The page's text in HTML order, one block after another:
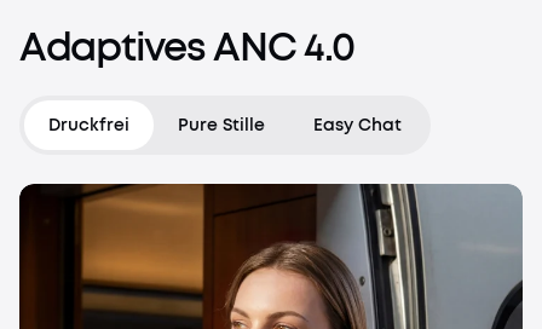
AdaptivesANC4.0
Druckfrei Pure Stille Easy Chat